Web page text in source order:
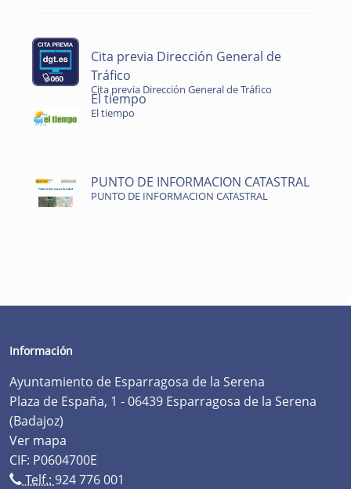
Cita previa Dirección General de
Tráfico
Cita previa Dirección General de Tráfico
El tiempo
El tiempo
PUNTO DE INFORMACION CATASTRAL
PUNTO DE INFORMACION CATASTRAL
Información
Ayuntamiento de Esparragosa de la Serena
Plaza de España, 1 - 06439 Esparragosa de la Serena
(Badajoz)
Ver mapa
CIF: P0604700E
Telf.: 924 776 001